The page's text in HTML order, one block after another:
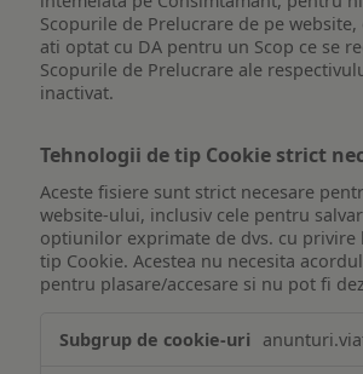
Scopurile de Prelucrare de pe website,
ati optat cu DA pentru un Scop ce se
Scopurile de Prelucrare ale
inactivat.
Tehnologii de tip Cookie strict
Aceste fisiere sunt strict necesare
website-ului, inclusiv cele pentru
optiunilor exprimate de dvs. cu privire
tip Cookie. Acestea nu necesita
pentru plasare/accesare si nu pot fi
de